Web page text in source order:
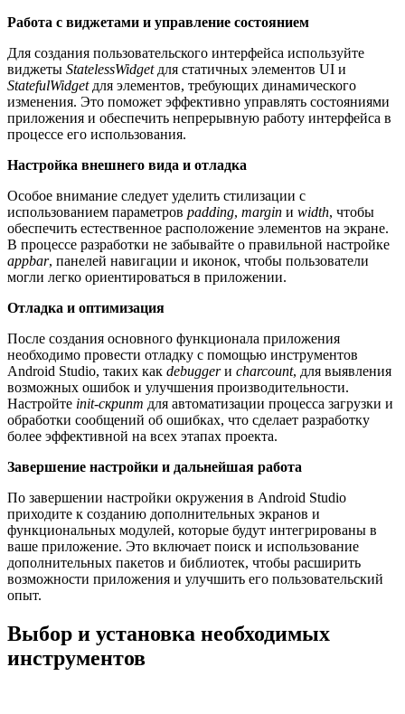
Работа с виджетами и управление состоянием
Для создания пользовательского интерфейса используйте
виджеты StatelessWidgetдля статичных элементов UI и
StatefulWidgetдля элементов, требующих динамического
изменения. Это поможет эффективно управлять состояниями
приложения и обеспечить непрерывную работу интерфейса в
процессе его использования.
Настройка внешнего вида и отладка
Особое внимание следует уделить стилизации с
использованием параметров padding, margin и width, чтобы
обеспечить естественное расположение элементов на экране.
В процессе разработки не забывайте о правильной настройке
appbar, панелей навигации и иконок, чтобы пользователи
могли легко ориентироваться в приложении.
Отладка и оптимизация
После создания основного функционала приложения
необходимо провести отладку с помощью инструментов
Android Studio, таких как debuggerи charcount, для выявления
возможных ошибок и улучшения производительности.
Настройте init-скрипт для автоматизации процесса загрузки и
обработки сообщений об ошибках, что сделает разработку
более эффективной на всех этапах проекта.
Завершение настройки и дальнейшая работа
По завершении настройки окружения в Android Studio
приходите к созданию дополнительных экранов и
функциональных модулей, которые будут интегрированы в
ваше приложение. Это включает поиск и использование
дополнительных пакетов и библиотек, чтобы расширить
возможности приложения и улучшить его пользовательский
опыт.
Выбор и установка необходимых
инструментов